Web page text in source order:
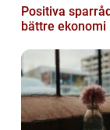
Positiva
bättre ekonomi